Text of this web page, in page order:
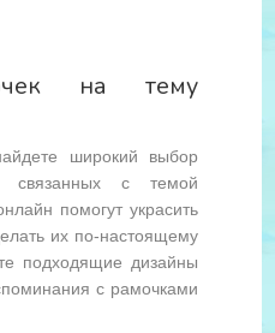
на тему
широкий выбор
связанных с темой
помогут украсить
их по-настоящему
подходящие дизайны
с рамочками